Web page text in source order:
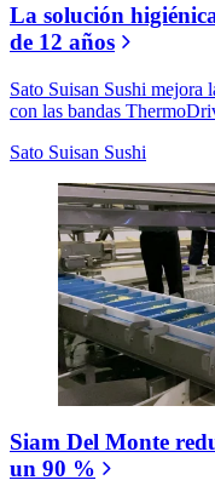
La solución
de 12 años
Sato Suisan Sushi mejora
con las bandas
Sato Suisan Sushi
Siam Del Monte
un 90 %